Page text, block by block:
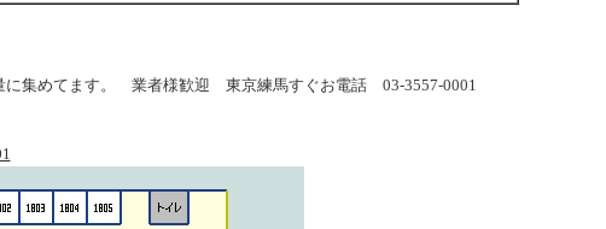
集めてます。 業者様歓迎 東京練馬すぐお電話 03-3557-0001